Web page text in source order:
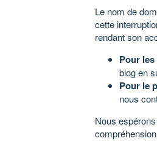
Le nom de
cette
rendant son
Pour
blog en
Pour le
nous
Nous